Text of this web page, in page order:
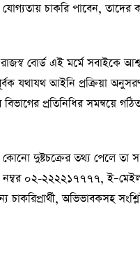
যোগ্যতায় চাকরি পাবেন, তাদের
বোর্ড এই মর্মে সবাইকে
যথাযথ আইনি প্রক্রিয়া
প্রতিনিধির সমন্বয়ে
দুষ্টচক্রের তথ্য পেলে তা
নম্বর ০২-২২২২১৭৭৭৭,
অভিভাবকসহ